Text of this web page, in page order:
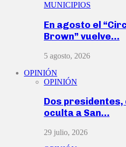
MUNICIPIOS
En agosto el
Brown” vuelve…
5 agosto, 2026
OPINIÓN
OPINIÓN
Dos presidentes,
oculta a San…
29 julio, 2026